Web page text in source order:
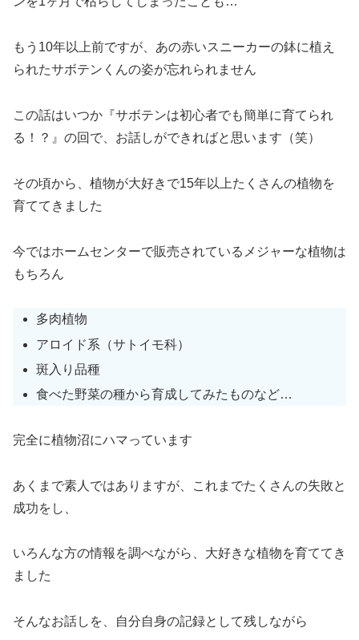
もう10年以上前ですが、あの赤いスニーカーの鉢に植え
られたサボテンくんの姿が忘れられません
この話はいつか『サボテンは初心者でも簡単に育てられ
る！？』の回で、お話しができればと思います（笑）
その頃から、植物が大好きで15年以上たくさんの植物を
育ててきました
今ではホームセンターで販売されているメジャーな植物は
もちろん
多肉植物
アロイド系（サトイモ科）
斑入り品種
食べた野菜の種から育成してみたものなど…
完全に植物沼にハマっています
あくまで素人ではありますが、これまでたくさんの失敗と
成功をし、
いろんな方の情報を調べながら、大好きな植物を育ててき
ました
そんなお話しを、自分自身の記録として残しながら